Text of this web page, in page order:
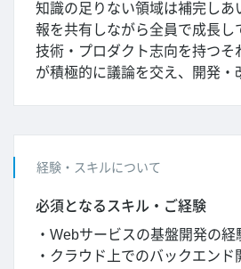
知識の足りない領域は補完しあ
報を共有しながら全員で成長し
技術・プロダクト志向を持つそ
が積極的に議論を交え、開発・
経験・スキルについて
必須となるスキル・ご経験
・Webサービスの基盤開発の経
・クラウド上でのバックエンド